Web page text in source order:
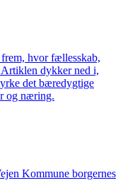
hvor fællesskab,
dykker ned i,
det bæredygtige
og næring.
Kommune borgernes